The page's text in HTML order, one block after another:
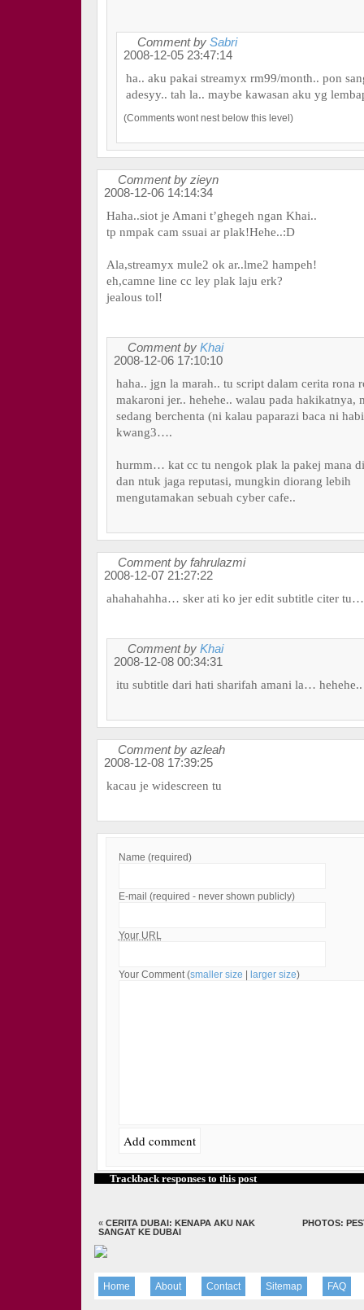
Comment by Sabri
2008-12-05 23:47:14
ha.. aku pakai streamyx rm99/month.. pon
adesyy.. tah la.. maybe kawasan aku yg
(Comments wont nest below this level)
Comment by zieyn
2008-12-06 14:14:34
Haha..siot je Amani t’ghegeh ngan Khai..
tp nmpak cam ssuai ar plak!Hehe..:D
Ala,streamyx mule2 ok ar..lme2 hampeh!
eh,camne line cc ley plak laju erk?
jealous tol!
Comment by Khai
2008-12-06 17:10:10
haha.. jgn la marah.. tu script dalam cerita rona
makaroni jer.. hehehe.. walau pada hakikatnya,
sedang berchenta (ni kalau paparazi baca ni
kwang3….
hurmm… kat cc tu nengok plak la pakej mana
dan ntuk jaga reputasi, mungkin diorang lebih
mengutamakan sebuah cyber cafe..
Comment by fahrulazmi
2008-12-07 21:27:22
ahahahahha… sker ati ko jer edit subtitle citer
Comment by Khai
2008-12-08 00:34:31
itu subtitle dari hati sharifah amani la… hehehe..
Comment by azleah
2008-12-08 17:39:25
kacau je widescreen tu
Name (required)
E-mail (required - never shown publicly)
Your URL
Your Comment (smaller size larger size)
Trackback responses to this post
« CERITA DUBAI: KENAPA AKU NAK
SANGAT KE DUBAI
PHOTOS:
Home About Contact Sitemap FAQ